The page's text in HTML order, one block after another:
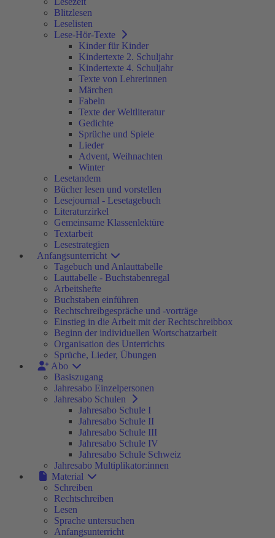
Blitzlesen
Leselisten
Lese-Hör-Texte
Kinder für Kinder
Kindertexte 2. Schuljahr
Kindertexte 4. Schuljahr
Texte von Lehrerinnen
Märchen
Fabeln
Texte der Weltliteratur
Gedichte
Sprüche und Spiele
Lieder
Advent, Weihnachten
Winter
Lesetandem
Bücher lesen und vorstellen
Lesejournal - Lesetagebuch
Literaturzirkel
Gemeinsame Klassenlektüre
Textarbeit
Lesestrategien
Anfangsunterricht
Tagebuch und Anlauttabelle
Lauttabelle - Buchstabenregal
Arbeitshefte
Buchstaben einführen
Rechtschreibgespräche und -vorträge
Einstieg in die Arbeit mit der Rechtschreibbox
Beginn der individuellen Wortschatzarbeit
Organisation des Unterrichts
Sprüche, Lieder, Übungen
Abo
Basiszugang
Jahresabo Einzelpersonen
Jahresabo Schulen
Jahresabo Schule I
Jahresabo Schule II
Jahresabo Schule III
Jahresabo Schule IV
Jahresabo Schule Schweiz
Jahresabo Multiplikator:innen
Material
Schreiben
Rechtschreiben
Lesen
Sprache untersuchen
Anfangsunterricht